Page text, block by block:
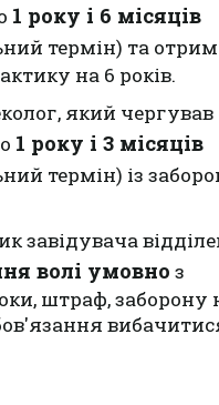
1 року і 6 місяців
термін) та
на 6 років.
який чергував
1 року і 3 місяців
термін) із
завідувача
волі умовно з
штраф, заборону